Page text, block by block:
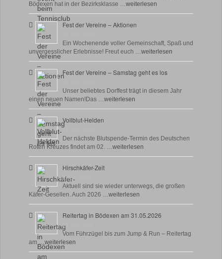
Bödexen hat in der Bezirksklasse …weiterlesen
Fest der Vereine – Aktionen
Ein Wochenende voller Gemeinschaft, Spaß und
unvergesslicher Erlebnisse! Freut euch …weiterlesen
Fest der Vereine – Samstag geht es los
Unser beliebtes Dorffest trägt in diesem Jahr
einen neuen Namen!Das …weiterlesen
Vollblut-Helden
Der nächste Blutspende-Termin des Deutschen
Roten Kreuzes findet am 02. …weiterlesen
Hirschkäfer-Zeit
9 Juni, 2026
Aktuell sind sie wieder unterwegs, die großen
Käfer-Gesellen. Auch 2026 …weiterlesen
Reitertag in Bödexen am 31.05.2026
27 Mai, 2026
Vom Führzügel bis zum Jump & Run – Reitertag
am …weiterlesen